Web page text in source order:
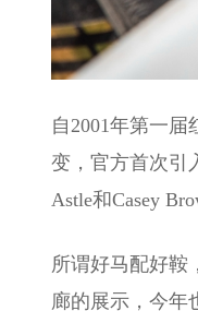
自2001年第一
变，官方首次引
Astle和Casey
所谓好马配好鞍
廊的展示，今年